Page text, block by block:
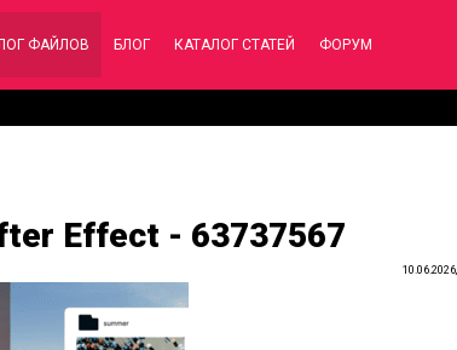
ФАЙЛОВ БЛОГ КАТАЛОГ СТАТЕЙ ФОРУМ
Effect - 63737567